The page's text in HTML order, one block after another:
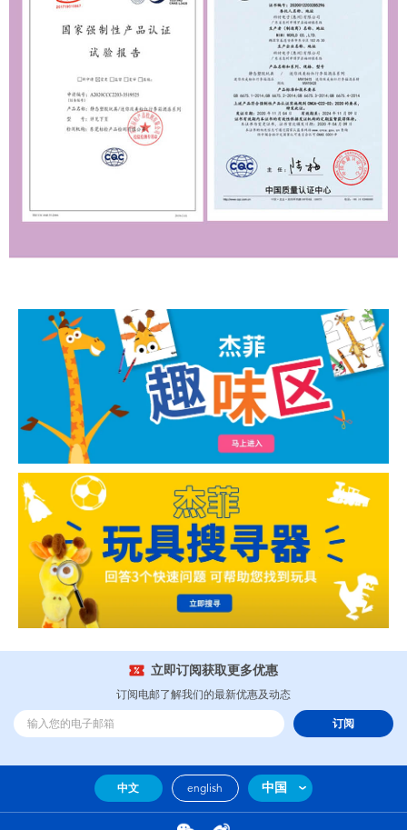
立即订阅获取更多优惠
订阅电邮了解我们的最新优惠及动态
订阅
中文 english 中国